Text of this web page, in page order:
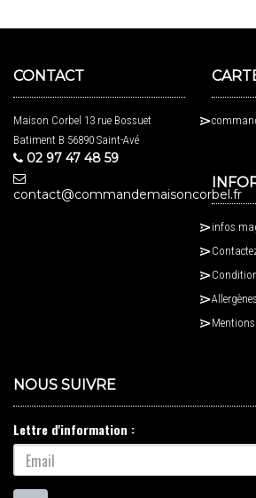
CONTACT
Maison Corbel 13 rue Bossuet
Batiment B 56890 Saint-Avé
02 97 47 48 59
contact@commandemaisoncorbel.fr
infos
Allergènes
NOUS SUIVRE
Lettre d'information :